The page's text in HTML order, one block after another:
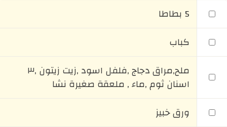
5 بطاطا
كباب
ملح,مراق دجاج ,فلفل اسود ,زيت زيتون ,٣
اسنان ثوم ,ماء , ملعقة صغيرة نشا
ورق خبيز